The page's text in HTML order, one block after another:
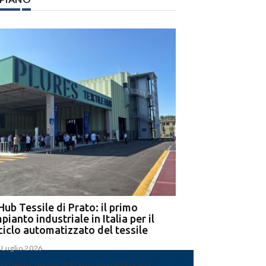
Tessile di Prato: il primo
industriale in Italia per il
automatizzato del tessile
Luglio 2026